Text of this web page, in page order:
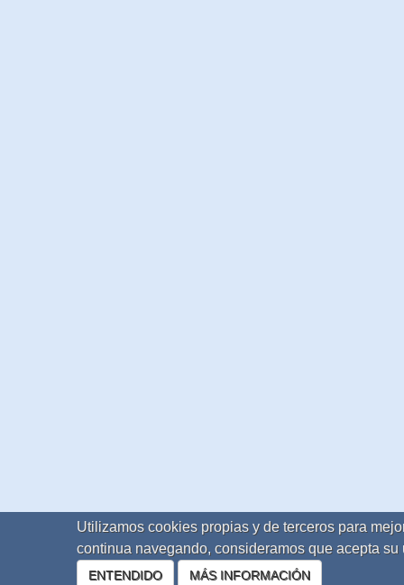
Utilizamos cookies propias y de terceros para
continua navegando, consideramos que acepta su
ENTENDIDO MÁS INFORMACIÓN